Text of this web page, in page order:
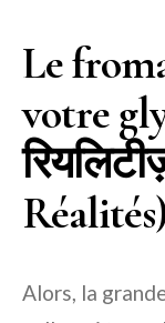
Le
votre
Alors, la